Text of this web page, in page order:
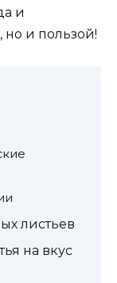
и
но и пользой!
листьев
на вкус